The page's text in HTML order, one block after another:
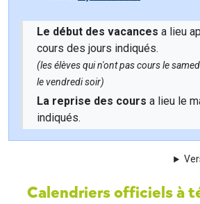
Le début des vacances a lieu
cours des jours indiqués.
(les élèves qui n'ont pas cours le
le vendredi soir)
La reprise des cours a lieu le
indiqués.
Calendriers officiels à